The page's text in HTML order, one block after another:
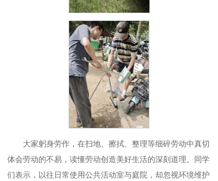
大家躬身劳作，在扫地、擦拭、整理等细碎劳动中真切
体会劳动的不易，读懂劳动创造美好生活的深刻道理。同学
们表示，以往日常使用公共活动室与庭院，却忽视环境维护